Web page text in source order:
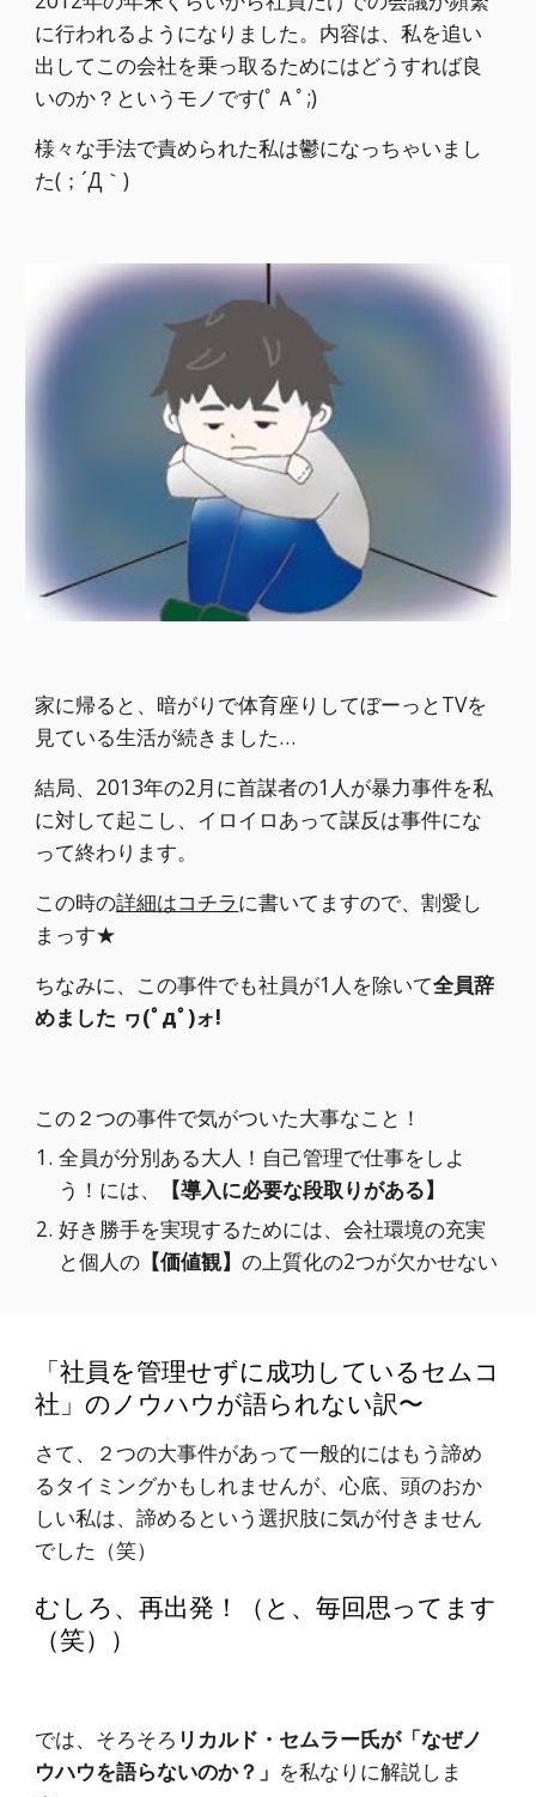
に行われるようになりました。内容は、私を追い
出してこの会社を乗っ取るためにはどうすれば良
いのか？というモノです(ﾟＡﾟ;)
様々な手法で責められた私は鬱になっちゃいまし
た(；´Д｀)
家に帰ると、暗がりで体育座りしてぼーっとTVを
見ている生活が続きました…
結局、2013年の2月に首謀者の1人が暴力事件を私
に対して起こし、イロイロあって謀反は事件にな
って終わります。
この時の詳細はコチラに書いてますので、割愛し
まっす★
ちなみに、この事件でも社員が1人を除いて全員辞
めました ヮ(ﾟдﾟ)ォ!
この２つの事件で気がついた大事なこと！
全員が分別ある大人！自己管理で仕事をしよ
う！には、
【導入に必要な段取りがある】
好き勝手を実現するためには、会社環境の充実
と個人の 【価値観】の上質化の2つが欠かせない
「社員を管理せずに成功しているセムコ
社」のノウハウが語られない訳〜
さて、２つの大事件があって一般的にはもう諦め
るタイミングかもしれませんが、心底、頭のおか
しい私は、諦めるという選択肢に気が付きません
でした（笑）
むしろ、再出発！（と、毎回思ってます
（笑））
では、そろそろ リカルド・セムラー氏が「なぜノ
ウハウを語らないのか？」 を私なりに解説しま